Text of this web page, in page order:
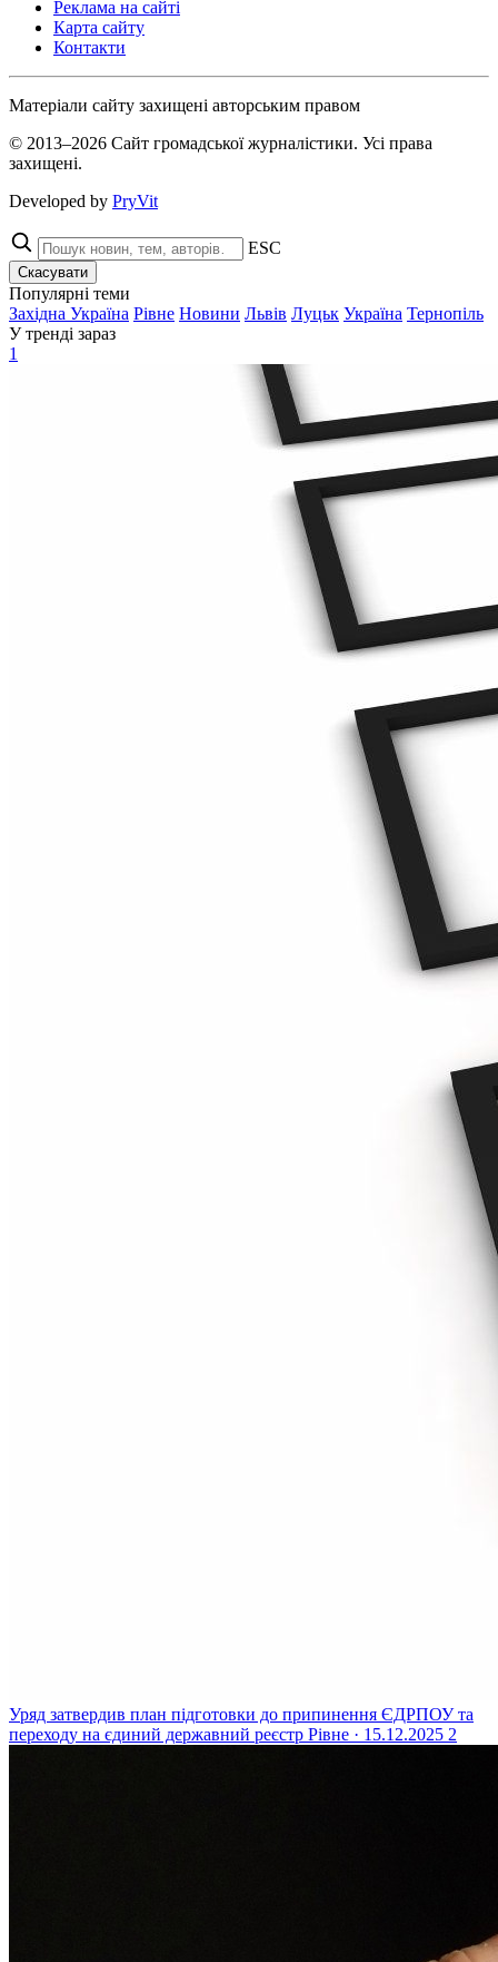
Реклама на сайті
Карта сайту
Контакти
Матеріали сайту захищені авторським правом
© 2013–2026 Сайт громадської журналістики. Усі права
захищені.
Developed by PryVit
ESC
Скасувати
Популярні теми
Західна Україна Рівне Новини Львів Луцьк Україна Тернопіль
У тренді зараз
1
Уряд затвердив план підготовки до припинення ЄДРПОУ та
переходу на єдиний державний реєстр Рівне · 15.12.2025 2